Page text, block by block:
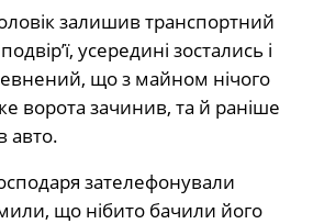
залишив транспортний
усередині зостались і
що з майном нічого
ворота зачинив, та й раніше
авто.
зателефонували
що нібито бачили його